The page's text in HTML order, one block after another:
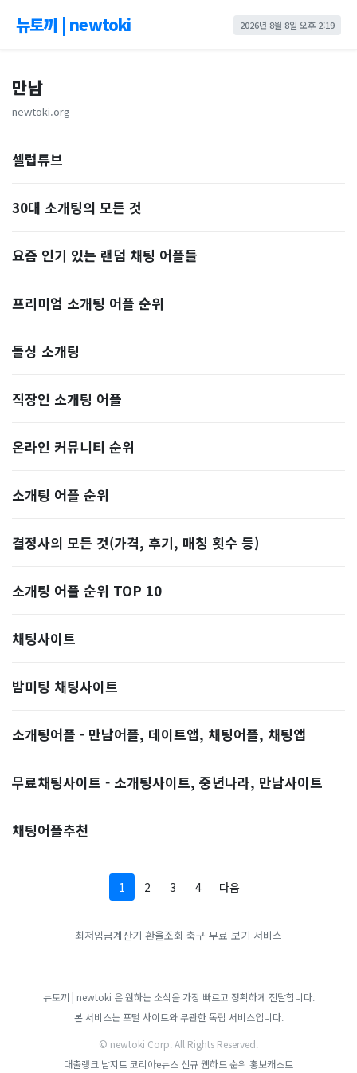
뉴토끼 | newtoki 2026년 8월 8일 오후 2:19
만남
newtoki.org
셀럽튜브
30대 소개팅의 모든 것
요즘 인기 있는 랜덤 채팅 어플들
프리미엄 소개팅 어플 순위
돌싱 소개팅
직장인 소개팅 어플
온라인 커뮤니티 순위
소개팅 어플 순위
결정사의 모든 것(가격, 후기, 매칭 횟수 등)
소개팅 어플 순위 TOP 10
​채팅사이트
밤미팅 채팅사이트
소개팅어플 - 만남어플, 데이트앱, 채팅어플, 채팅앱
무료채팅사이트 - 소개팅사이트, 중년나라, 만남사이트
채팅어플추천
1 2 3 4 다음
최저임금계산기 환율조회 축구 무료 보기 서비스
뉴토끼 | newtoki 은 원하는 소식을 가장 빠르고 정확하게 전달합니다.
본 서비스는 포털 사이트와 무관한 독립 서비스입니다.
© newtoki Corp. All Rights Reserved.
대출랭크 남지트 코리아e뉴스 신규 웹하드 순위 홍보캐스트